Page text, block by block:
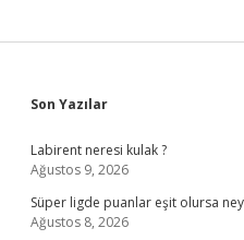
Sidebar
Son Yazılar
Labirent neresi kulak ?
Ağustos 9, 2026
Süper ligde puanlar eşit olursa
Ağustos 8, 2026